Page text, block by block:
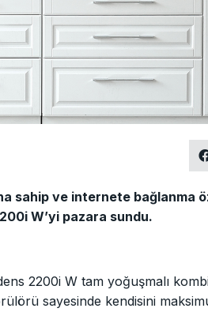
sahip ve internete bağlanma
W’yi pazara sundu.
2200i W tam yoğuşmalı
sayesinde kendisini